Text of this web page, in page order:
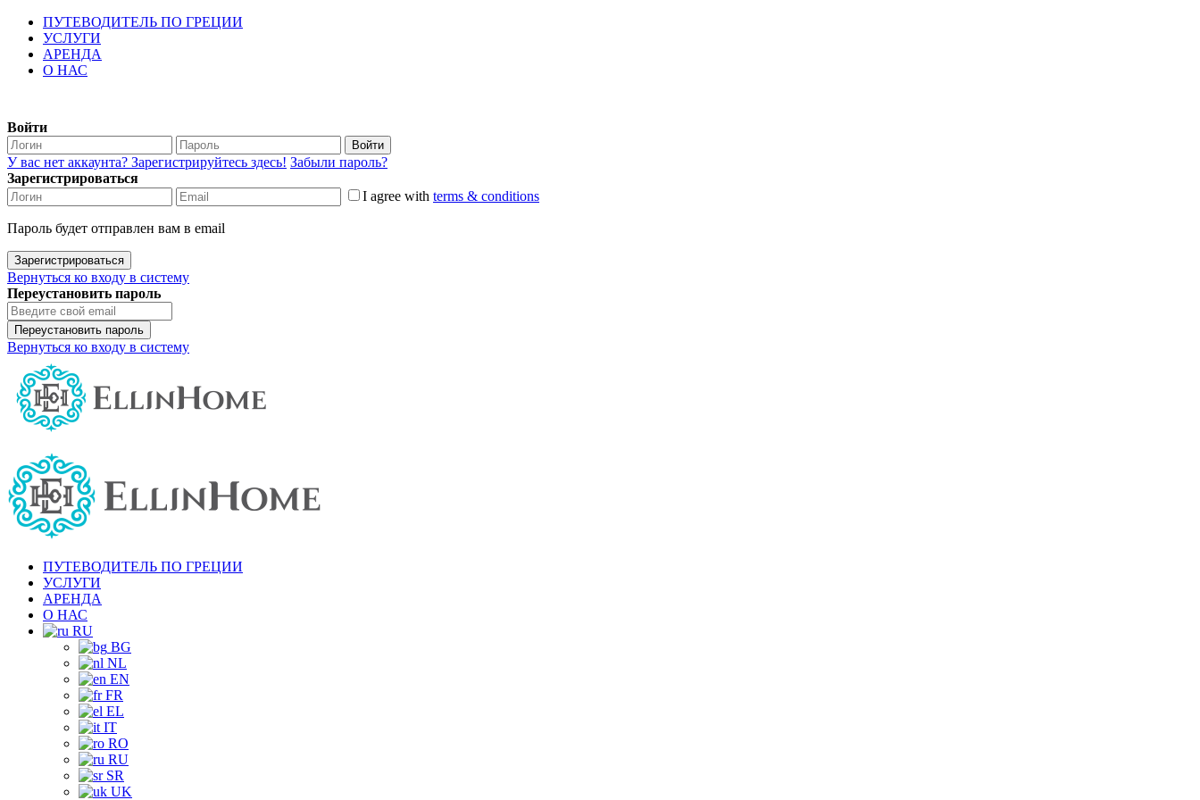
ПУТЕВОДИТЕЛЬ ПО ГРЕЦИИ
УСЛУГИ
АРЕНДА
О НАС
Войти
Войти
У вас нет аккаунта? Зарегистрируйтесь здесь! Забыли пароль?
Зарегистрироваться
I agree with terms & conditions
Пароль будет отправлен вам в email
Зарегистрироваться
Вернуться ко входу в систему
Переустановить пароль
Переустановить пароль
Вернуться ко входу в систему
ПУТЕВОДИТЕЛЬ ПО ГРЕЦИИ
УСЛУГИ
АРЕНДА
О НАС
RU
BG
NL
EN
FR
EL
IT
RO
RU
SR
UK